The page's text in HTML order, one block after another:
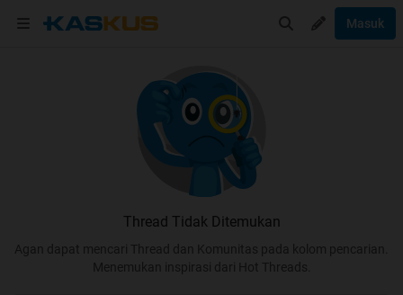
Masuk
Thread Tidak Ditemukan
Agan dapat mencari Thread dan Komunitas pada kolom pencarian.
Menemukan inspirasi dari Hot Threads.